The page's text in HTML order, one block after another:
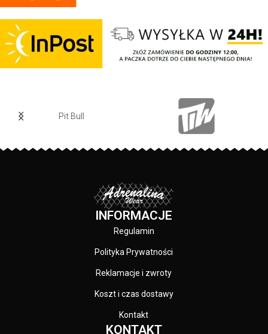
Pit Bull
INFORMACJE
Regulamin
Polityka Prywatności
Reklamacje i zwroty
Koszt i czas dostawy
Kontakt
KONTAKT